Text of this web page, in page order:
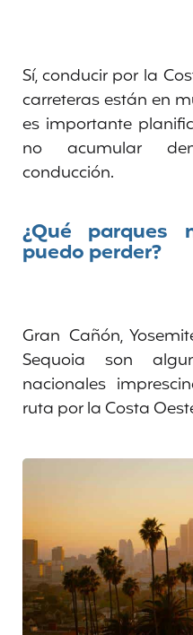
Sí, conducir por la
carreteras están en
es importante
no acumular
conducción.
¿Qué parques
puedo perder?
Gran Cañón,
Sequoia son
nacionales
ruta por la Costa